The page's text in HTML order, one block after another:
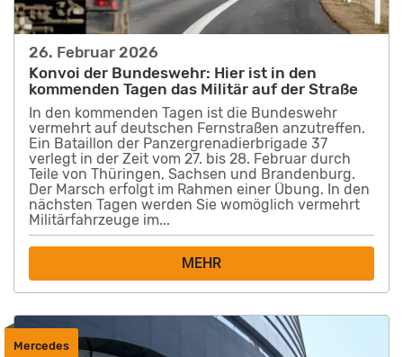
26. Februar 2026
Konvoi der Bundeswehr: Hier ist in den
kommenden Tagen das Militär auf der Straße
In den kommenden Tagen ist die Bundeswehr
vermehrt auf deutschen Fernstraßen anzutreffen.
Ein Bataillon der Panzergrenadierbrigade 37
verlegt in der Zeit vom 27. bis 28. Februar durch
Teile von Thüringen, Sachsen und Brandenburg.
Der Marsch erfolgt im Rahmen einer Übung. In den
nächsten Tagen werden Sie womöglich vermehrt
Militärfahrzeuge im...
MEHR
Mercedes